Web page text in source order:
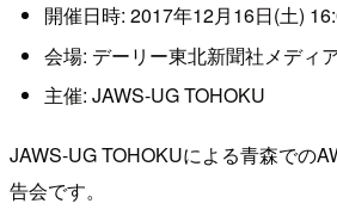
開催日時: 2017年12月16日(土)
会場: デーリー東北新聞社メディ
主催: JAWS-UG TOHOKU
JAWS-UG TOHOKUによる青森での
告会です。